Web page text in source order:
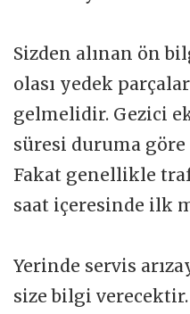
Sizden alınan ön
olası yedek
gelmelidir. Gezici
süresi duruma
Fakat genellikle
saat içeresinde ilk
Yerinde servis
size bilgi